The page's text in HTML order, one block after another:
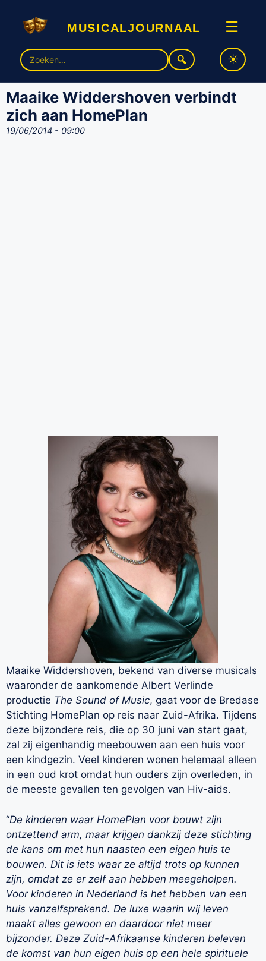
musicaljournaal ☰
Zoek
naar:
Maaike Widdershoven verbindt
zich aan HomePlan
19/06/2014 - 09:00
Maaike Widdershoven, bekend van diverse musicals
waaronder de aankomende Albert Verlinde
productie The Sound of Music, gaat voor de Bredase
Stichting HomePlan op reis naar Zuid-Afrika. Tijdens
deze bijzondere reis, die op 30 juni van start gaat,
zal zij eigenhandig meebouwen aan een huis voor
een kindgezin. Veel kinderen wonen helemaal alleen
in een oud krot omdat hun ouders zijn overleden, in
de meeste gevallen ten gevolgen van Hiv-aids.
“De kinderen waar HomePlan voor bouwt zijn
ontzettend arm, maar krijgen dankzij deze stichting
de kans om met hun naasten een eigen huis te
bouwen. Dit is iets waar ze altijd trots op kunnen
zijn, omdat ze er zelf aan hebben meegeholpen.
Voor kinderen in Nederland is het hebben van een
huis vanzelfsprekend. De luxe waarin wij leven
maakt alles gewoon en daardoor niet meer
bijzonder. Deze Zuid-Afrikaanse kinderen beleven
de komst van hun eigen huis op een hele spirituele